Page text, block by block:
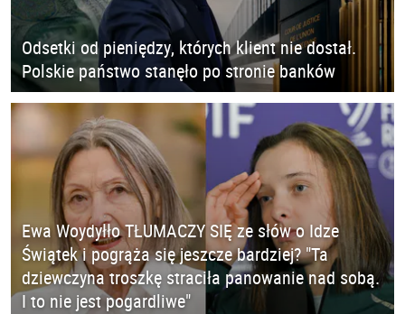
Odsetki od pieniędzy, których klient nie dostał.
Polskie państwo stanęło po stronie banków
Ewa Woydyłło TŁUMACZY SIĘ ze słów o Idze
Świątek i pogrąża się jeszcze bardziej? "Ta
dziewczyna troszkę straciła panowanie nad sobą.
I to nie jest pogardliwe"